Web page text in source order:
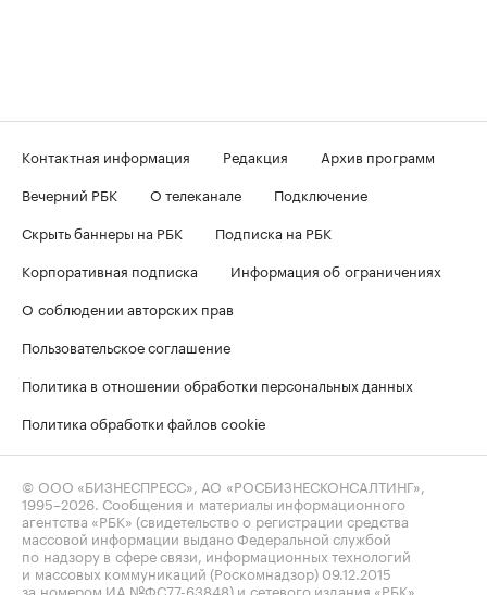
Контактная информация Редакция
Архив программ
Вечерний РБК
О телеканале
Подключение
Скрыть баннеры на РБК
Подписка на РБК
Корпоративная подписка
Информация об ограничениях
О соблюдении авторских прав
Пользовательское соглашение
Политика в отношении обработки персональных данных
Политика обработки файлов cookie
© ООО «БИЗНЕСПРЕСС», АО «РОСБИЗНЕСКОНСАЛТИНГ»,
1995–2026 . Сообщения и материалы информационного
агентства «РБК» (свидетельство о регистрации средства
массовой информации выдано Федеральной службой
по надзору в сфере связи, информационных технологий
и массовых коммуникаций (Роскомнадзор) 09.12.2015
за номером ИА №ФС77-63848) и сетевого издания «РБК»